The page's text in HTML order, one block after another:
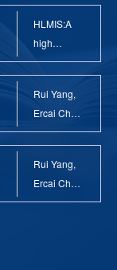
HLMIS:A
high
Resolution
Rui Yang,
Ercai Chen
and
Rui Yang,
Ercai Chen
and